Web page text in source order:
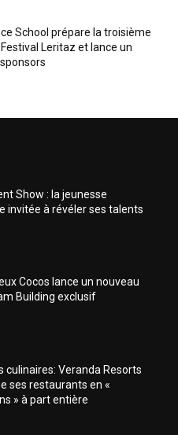
School prépare la troisième
Leritaz et lance un
Show : la jeunesse
invitée à révéler ses talents
Cocos lance un nouveau
Building exclusif
culinaires: Veranda Resorts
ses restaurants en «
» à part entière